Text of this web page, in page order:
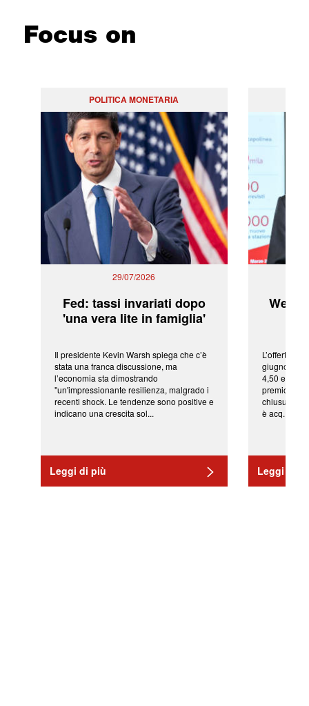
Focus on
POLITICA MONETARIA
29/07/2026
Fed: tassi invariati dopo
'una vera lite in famiglia'
Il presidente Kevin Warsh spiega che c’è
stata una franca discussione, ma
l’economia sta dimostrando
"un'impressionante resilienza, malgrado i
recenti shock. Le tendenze sono positive e
indicano una crescita sol...
Leggi di più
L’offerta
giugno da
4,50 euro
premio di
chiusura
è acq...
Leggi di